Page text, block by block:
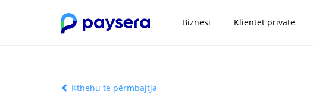
Biznesi Klientët privatë
Kthehu te përmbajtja